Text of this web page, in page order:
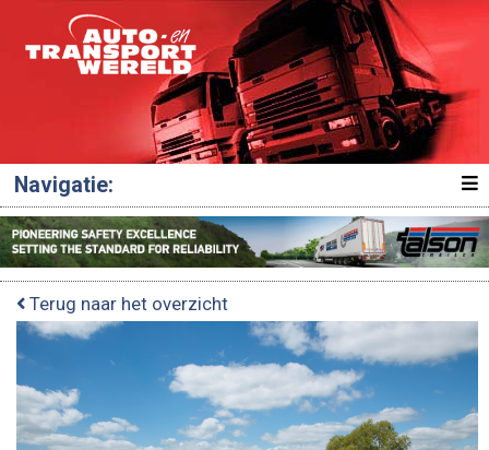
Navigatie:
Terug naar het overzicht